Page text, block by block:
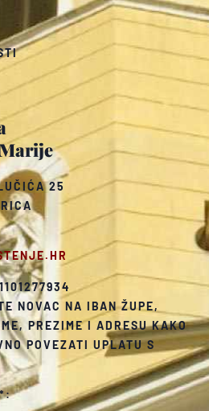
25
NOVAC NA IBAN ŽUPE,
PREZIME I ADRESU KAKO
POVEZATI UPLATU S